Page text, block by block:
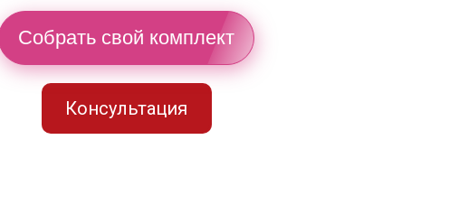
Собрать свой комплект
Консультация